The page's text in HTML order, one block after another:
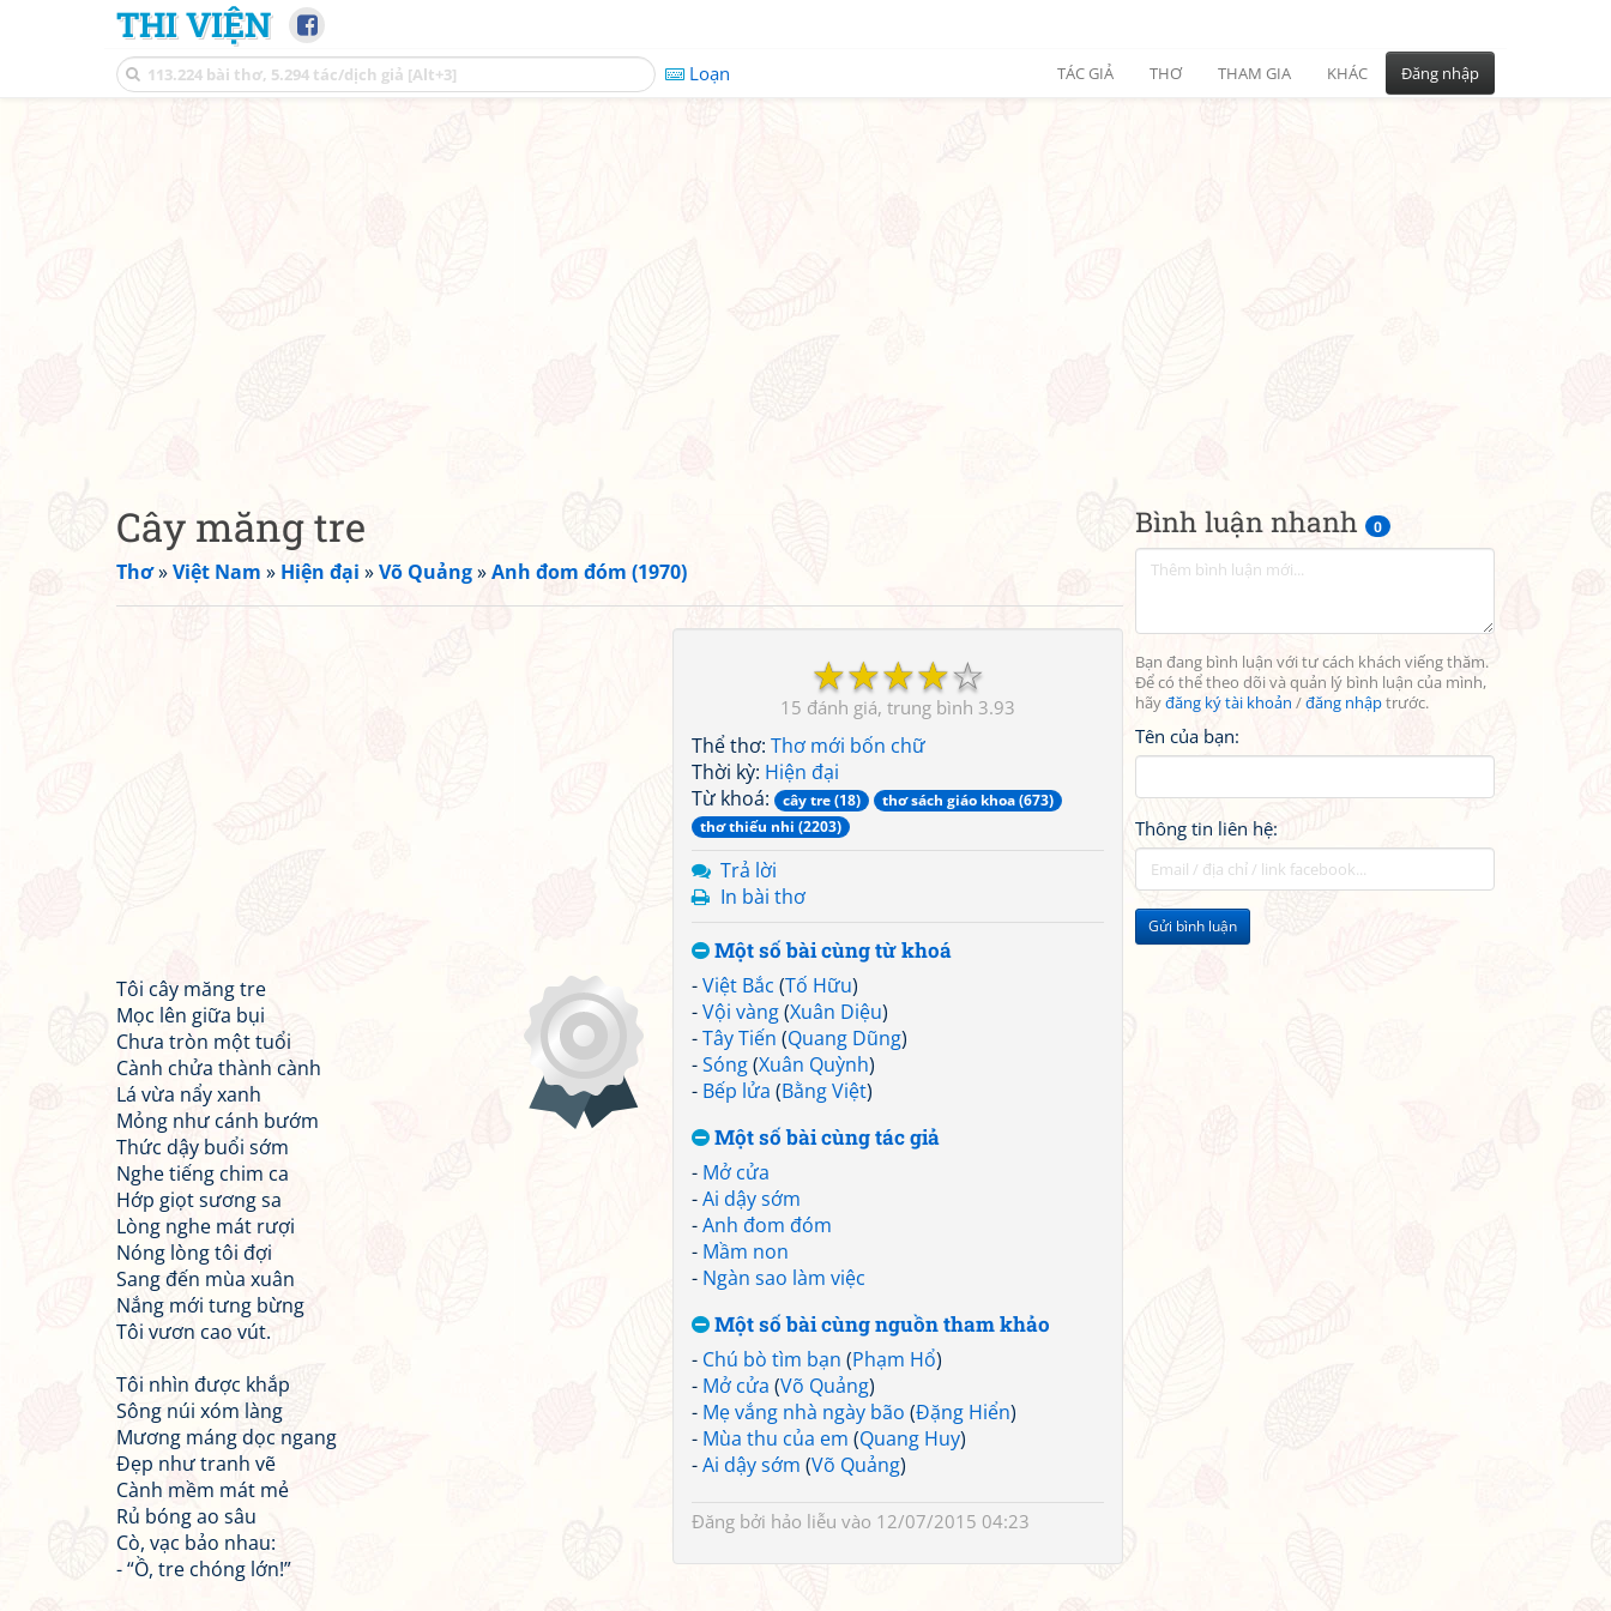
THI VIỆN
Loạn TÁC GIẢ THƠ THAM GIA KHÁC Đăng nhập
Bình luận nhanh 0
Bạn đang bình luận với tư cách khách viếng thăm.
Để có thể theo dõi và quản lý bình luận của mình,
hãyđăng ký tài khoản /đăng nhậptrước.
Tên của bạn:
Thông tin liên hệ:
Gửi bình luận
Cây măng tre
Thơ»Việt Nam » Hiện đại »Võ Quảng»Anh đom đóm (1970)
☆
☆
☆
☆
☆
15 3.93
Thể thơ: Thơ mới bốn chữ
Thời kỳ: Hiện đại
Từ khoá:
cây tre (18)
thơ sách giáo khoa (673)
thơ thiếu nhi (2203)
Trả lời
In bài thơ
Một số bài cùng từ khoá
-Việt Bắc (Tố Hữu)
-Vội vàng(Xuân Diệu)
-Tây Tiến (Quang Dũng)
-Sóng(Xuân Quỳnh)
- Bếp lửa (Bằng Việt)
Một số bài cùng tác giả
- Mở cửa
-Ai dậy sớm
-Anh đom đóm
- Mầm non
- Ngàn sao làm việc
Một số bài cùng nguồn tham khảo
- Chú bò tìm bạn (Phạm Hổ)
- Mở cửa (Võ Quảng)
- Mẹ vắng nhà ngày bão (Đặng Hiển)
- Mùa thu của em (Quang Huy)
-Ai dậy sớm (Võ Quảng)
Đăng bởi hảo liễu vào 12/07/2015 04:23
Tôi cây măng tre
Mọc lên giữa bụi
Chưa tròn một tuổi
Cành chửa thành cành
Lá vừa nẩy xanh
Mỏng như cánh bướm
Thức dậy buổi sớm
Nghe tiếng chim ca
Hớp giọt sương sa
Lòng nghe mát rượi
Nóng lòng tôi đợi
Sang đến mùa xuân
Nắng mới tưng bừng
Tôi vươn cao vút.
Tôi nhìn được khắp
Sông núi xóm làng
Mương máng dọc ngang
Đẹp như tranh vẽ
Cành mềm mát mẻ
Rủ bóng ao sâu
Cò, vạc bảo nhau:
- “Ồ, tre chóng lớn!”